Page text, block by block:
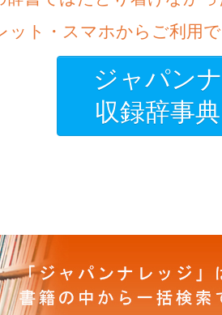
ト・スマホからご利用で
ジャパン
収録辞事